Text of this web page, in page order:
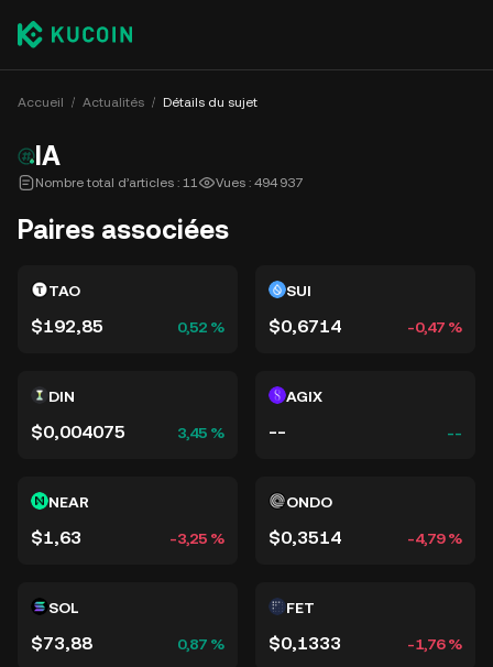
Accueil Actualités Détails du sujet
IA
Nombre total d’articles : 11 Vues : 494 937
Paires associées
TAO
$192,85 0,52 %
SUI
$0,6714 -0,47 %
DIN
$0,004075 3,45 %
AGIX
-- --
NEAR
$1,63 -3,25 %
ONDO
$0,3514 -4,79 %
SOL
$73,88 0,87 %
FET
$0,1333 -1,76 %